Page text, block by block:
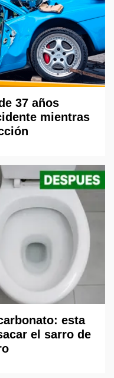
37 años
mientras
esta
el sarro de